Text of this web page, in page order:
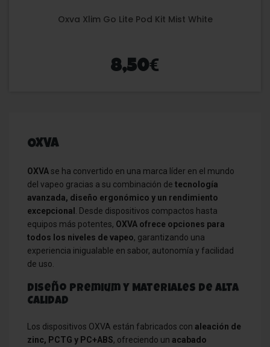
Oxva Xlim Go Lite Pod Kit Mist White
8,50€
OXVA
OXVA se ha convertido en una marca líder en el mundo
del vapeo gracias a su combinación de tecnología
avanzada, diseño ergonómico y un rendimiento
excepcional
. Desde dispositivos compactos hasta
equipos más potentes, OXVA ofrece opciones para
todos los niveles de vapeo, garantizando una
experiencia inigualable en sabor, autonomía y facilidad
de uso.
Diseño Premium y Materiales de Alta
Calidad
Los dispositivos OXVA están fabricados con aleación de
zinc, PCTG y PC+ABS, ofreciendo un acabado